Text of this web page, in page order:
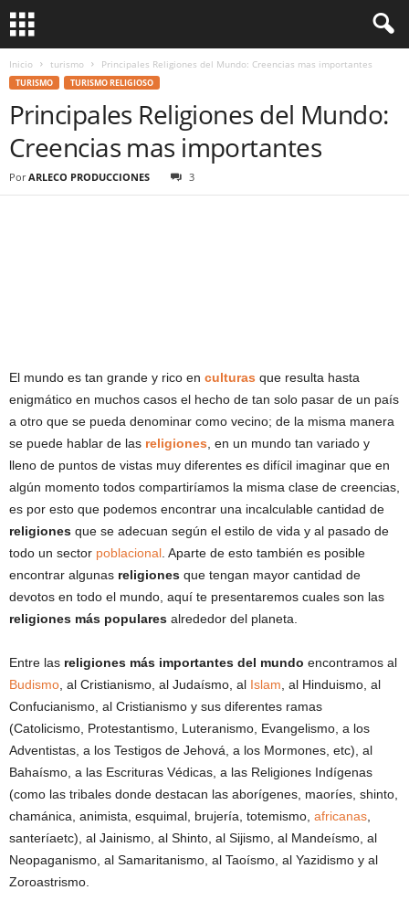
Inicio turismo Principales Religiones del Mundo: Creencias mas importantes
TURISMO TURISMO RELIGIOSO
Principales Religiones del Mundo:
Creencias mas importantes
Por ARLECO PRODUCCIONES 3
El mundo es tan grande y rico en culturas que resulta hasta
enigmático en muchos casos el hecho de tan solo pasar de un país
a otro que se pueda denominar como vecino; de la misma manera
se puede hablar de las religiones , en un mundo tan variado y
lleno de puntos de vistas muy diferentes es difícil imaginar que en
algún momento todos compartiríamos la misma clase de creencias,
es por esto que podemos encontrar una incalculable cantidad de
religiones que se adecuan según el estilo de vida y al pasado de
todo un sector poblacional . Aparte de esto también es posible
encontrar algunas religiones que tengan mayor cantidad de
devotos en todo el mundo, aquí te presentaremos cuales son las
religiones más populares alrededor del planeta.
Entre las religiones más importantes del mundo encontramos al
Budismo , al Cristianismo, al Judaísmo, al Islam , al Hinduismo, al
Confucianismo, al Cristianismo y sus diferentes ramas
(Catolicismo, Protestantismo, Luteranismo, Evangelismo, a los
Adventistas, a los Testigos de Jehová, a los Mormones, etc), al
Bahaísmo, a las Escrituras Védicas, a las Religiones Indígenas
(como las tribales donde destacan las aborígenes, maoríes, shinto,
chamánica, animista, esquimal, brujería, totemismo, africanas
santeríaetc), al Jainismo, al Shinto, al Sijismo, al Mandeísmo, al
Neopaganismo, al Samaritanismo, al Taoísmo, al Yazidismo y al
Zoroastrismo.